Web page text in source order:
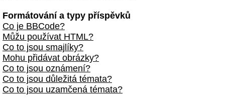
Formátování a typy příspěvků
Co je BBCode?
Můžu používat HTML?
Co to jsou smajlíky?
Mohu přidávat obrázky?
Co to jsou oznámení?
Co to jsou důležitá témata?
Co to jsou uzamčená témata?